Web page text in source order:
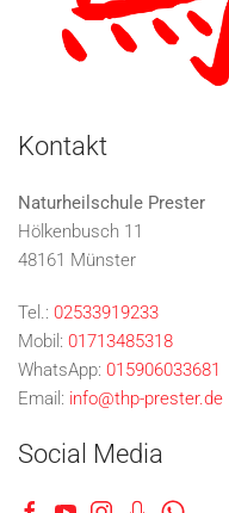
Kontakt
Naturheilschule Prester
Hölkenbusch 11
48161 Münster
Tel.: 02533919233
Mobil: 01713485318
WhatsApp: 015906033681
Email: info@thp-prester.de
Social Media